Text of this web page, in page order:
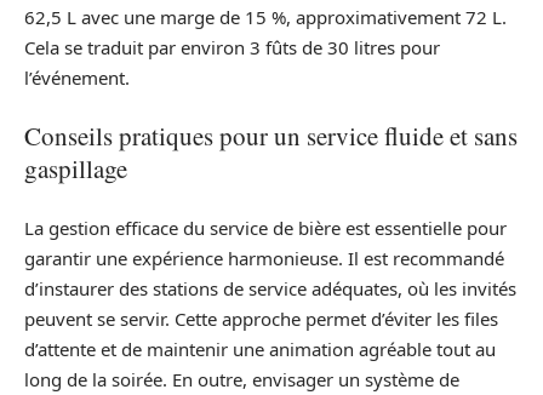
62,5 L avec une marge de 15 %, approximativement 72 L.
Cela se traduit par environ 3 fûts de 30 litres pour
l’événement.
Conseils pratiques pour un service fluide et sans
gaspillage
La gestion efficace du service de bière est essentielle pour
garantir une expérience harmonieuse. Il est recommandé
d’instaurer des stations de service adéquates, où les invités
peuvent se servir. Cette approche permet d’éviter les files
d’attente et de maintenir une animation agréable tout au
long de la soirée. En outre, envisager un système de